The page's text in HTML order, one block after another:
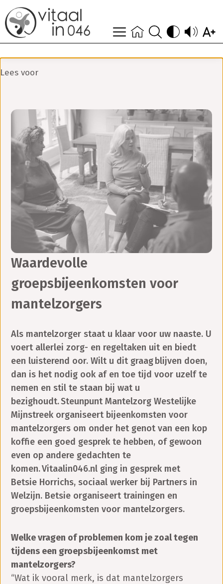
doe mee
Lees voor
Waardevolle
groepsbijeenkomsten voor
mantelzorgers
Als mantelzorger staat u klaar voor uw naaste. U
voert allerlei zorg- en regeltaken uit en biedt
een luisterend oor. Wilt u dit graag blijven doen,
dan is het nodig ook af en toe tijd voor uzelf te
nemen en stil te staan bij wat u
bezighoudt. Steunpunt Mantelzorg Westelijke
Mijnstreek organiseert bijeenkomsten voor
mantelzorgers om onder het genot van een kop
koffie een goed gesprek te hebben, of gewoon
even op andere gedachten te
komen. Vitaalin046.nl ging in gesprek met
Betsie Horrichs, sociaal werker bij Partners in
Welzijn. Betsie organiseert trainingen en
groepsbijeenkomsten voor mantelzorgers.
Welke vragen of problemen kom je zoal tegen
tijdens een groepsbijeenkomst met
mantelzorgers?
“Wat ik vooral merk, is dat mantelzorgers